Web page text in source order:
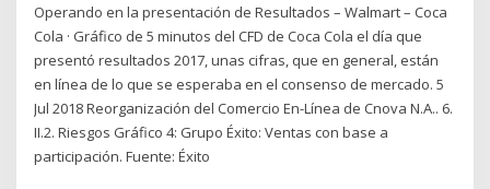
Operando en la presentación de Resultados – Walmart – Coca
Cola · Gráfico de 5 minutos del CFD de Coca Cola el día que
presentó resultados 2017, unas cifras, que en general, están
en línea de lo que se esperaba en el consenso de mercado. 5
Jul 2018 Reorganización del Comercio En-Línea de Cnova N.A.. 6.
II.2. Riesgos Gráfico 4: Grupo Éxito: Ventas con base a
participación. Fuente: Éxito